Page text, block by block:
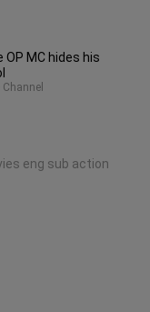
OP MC hides his
eng sub action